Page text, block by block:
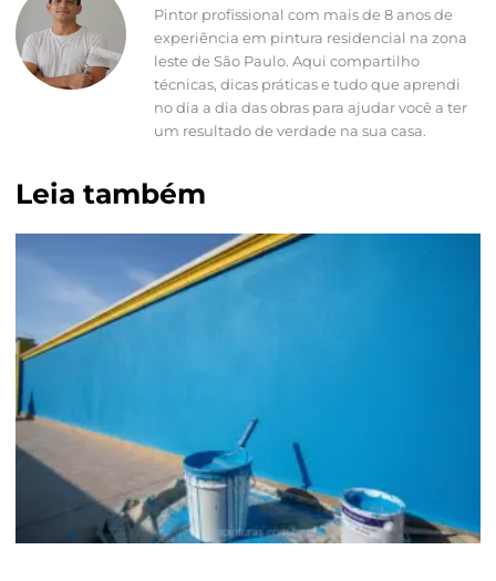
Pintor profissional com mais de 8 anos de
experiência em pintura residencial na zona
leste de São Paulo. Aqui compartilho
técnicas, dicas práticas e tudo que aprendi
no dia a dia das obras para ajudar você a ter
um resultado de verdade na sua casa.
Leia também